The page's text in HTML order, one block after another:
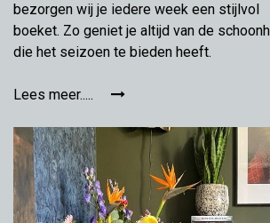
bezorgen wij je iedere week een stijlvol
boeket. Zo geniet je altijd van de
die het seizoen te bieden heeft.
Lees meer.....